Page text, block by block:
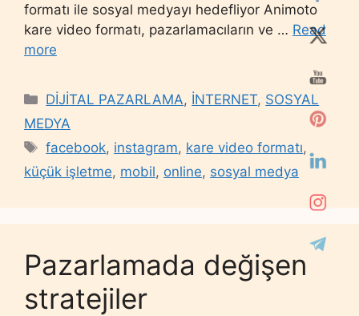
formatı ile sosyal medyayı hedefliyor Animoto
kare video formatı, pazarlamacıların ve … Read
more
Categories
DİJİTAL PAZARLAMA, İNTERNET, SOSYAL
MEDYA
Tags
facebook, instagram, kare video formatı,
küçük işletme, mobil, online, sosyal medya
Pazarlamada değişen
stratejiler